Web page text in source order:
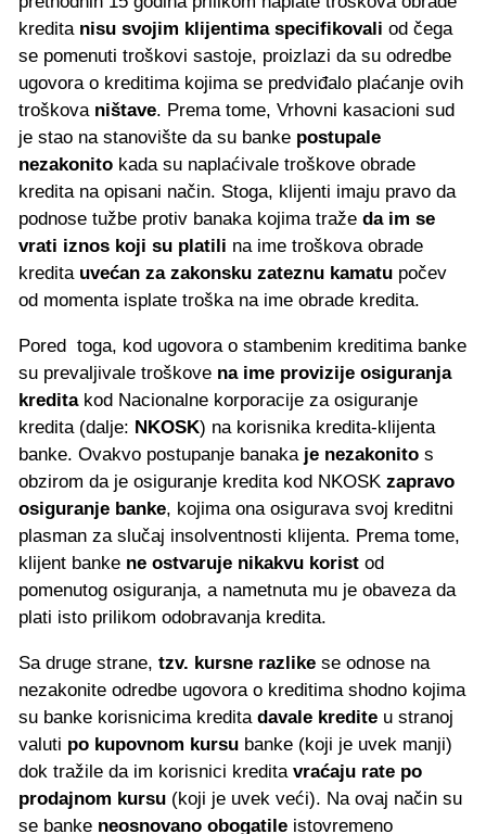
kredita nisu svojim klijentima specifikovali od čega
se pomenuti troškovi sastoje, proizlazi da su odredbe
ugovora o kreditima kojima se predviđalo plaćanje ovih
troškova ništave. Prema tome, Vrhovni kasacioni sud
je stao na stanovište da su banke postupale
nezakonito kada su naplaćivale troškove obrade
kredita na opisani način. Stoga, klijenti imaju pravo da
podnose tužbe protiv banaka kojima traže da im se
vrati iznos koji su platili na ime troškova obrade
kredita uvećan za zakonsku zateznu kamatu počev
od momenta isplate troška na ime obrade kredita.
Pored toga, kod ugovora o stambenim kreditima banke
su prevaljivale troškove na ime provizije osiguranja
kreditakod Nacionalne korporacije za osiguranje
kredita (dalje: NKOSK) na korisnika kredita-klijenta
banke. Ovakvo postupanje banaka je nezakonito s
obzirom da je osiguranje kredita kod NKOSK zapravo
osiguranje banke, kojima ona osigurava svoj kreditni
plasman za slučaj insolventnosti klijenta. Prema tome,
klijent banke ne ostvaruje nikakvu korist od
pomenutog osiguranja, a nametnuta mu je obaveza da
plati isto prilikom odobravanja kredita.
Sa druge strane, tzv. kursne razlike se odnose na
nezakonite odredbe ugovora o kreditima shodno kojima
su banke korisnicima kredita davale kredite u stranoj
valuti po kupovnom kursu banke (koji je uvek manji)
dok tražile da im korisnici kredita vraćaju rate po
prodajnom kursu (koji je uvek veći). Na ovaj način su
se banke neosnovano obogatile istovremeno